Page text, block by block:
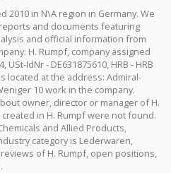
2010 in N\A region in Germany. We
and documents featuring
and official information from
H. Rumpf, company assigned
IdNr - DE631875610, HRB - HRB
located at the address: Admiral-
10 work in the company.
owner, director or manager of H.
in H. Rumpf were not found.
and Allied Products,
category is Lederwaren,
of H. Rumpf, open positions,